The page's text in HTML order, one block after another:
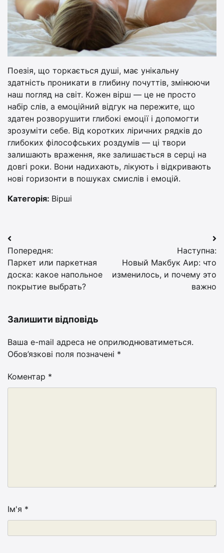
Поезія, що торкається душі, має унікальну
здатність проникати в глибину почуттів, змінюючи
наш погляд на світ. Кожен вірш — це не просто
набір слів, а емоційний відгук на пережите, що
здатен розворушити глибокі емоції і допомогти
зрозуміти себе. Від коротких ліричних рядків до
глибоких філософських роздумів — ці твори
залишають враження, яке залишається в серці на
довгі роки. Вони надихають, лікують і відкривають
нові горизонти в пошуках смислів і емоцій.
Категорія: Вірші
Навігація
записів
Попередня:
Паркет или паркетная
доска: какое напольное
покрытие выбрать?
Наступна:
Новый Макбук Аир: что
изменилось, и почему это
важно
Залишити відповідь
Ваша e-mail адреса не оприлюднюватиметься.
Обов’язкові поля позначені *
Коментар *
Ім'я *